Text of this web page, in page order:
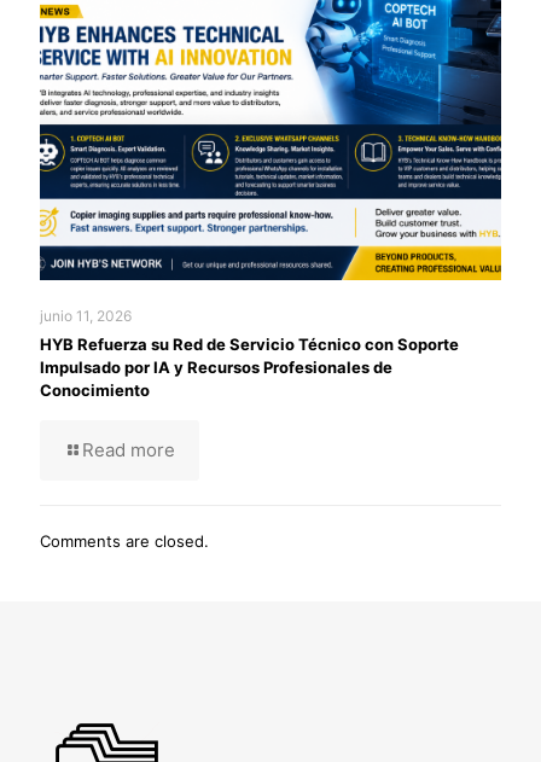
junio 11, 2026
HYB Refuerza su Red de Servicio Técnico con Soporte
Impulsado por IA y Recursos Profesionales de
Conocimiento
Read more
Comments are closed.